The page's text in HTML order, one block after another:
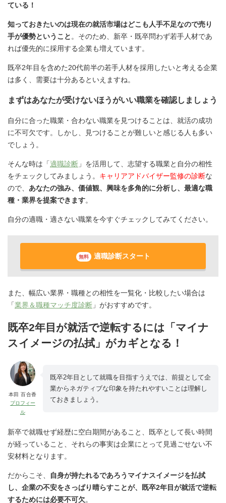
ている！
知っておきたいのは現在の就活市場はどこも人手不足なので売り
手が優勢ということ 。そのため、新卒・既卒問わず若手人材であ
れば優先的に採用する企業も増えています。
既卒2年目を含めた20代前半の若手人材を採用したいと考える企業
は多く、需要は十分あるといえますね。
まずはあなたが受けないほうがいい職業を確認しましょう
自分に合った職業・合わない職業を見つけることは、就活の成功
に不可欠です。しかし、見つけることが難しいと感じる人も多い
でしょう。
そんな時は「適職診断 」を活用して、志望する職業と自分の相性
をチェックしてみましょう。 キャリアアドバイザー監修の診断な
ので、 あなたの強み、価値観、興味を多角的に分析し、最適な職
種・業界を提案できます。
自分の適職・適さない職業を今すぐチェックしてみてください。
無料 適職診断スタート
また、幅広い業界・職種との相性を一覧化・比較したい場合は
「業界＆職種マッチ度診断 」がおすすめです。
既卒2年目が就活で逆転するには「マイナ
スイメージの払拭」がカギとなる！
本田 百合香
プロフィー
ル
既卒2年目として就職を目指すうえでは、前提として企
業からネガティブな印象を持たれやすいことは理解し
ておきましょう。
新卒で就職せず経歴に空白期間があること、既卒として長い時間
が経っていること、それらの事実は企業にとって見過ごせない不
安材料となります。
だからこそ、
自身が持たれるであろうマイナスイメージを払拭
し、企業の不安をさっぱり晴らすことが、既卒2年目が就活で逆転
するためには必要不可欠。